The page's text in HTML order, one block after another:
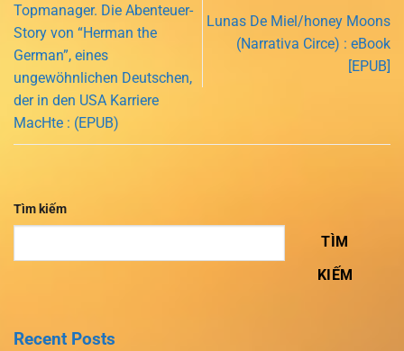
Topmanager. Die Abenteuer-
Story von “Herman the
German”, eines
ungewöhnlichen Deutschen,
der in den USA Karriere
MacHte : (EPUB)
Lunas De Miel/honey Moons
(Narrativa Circe) : eBook
[EPUB]
Tìm kiếm
TÌM
KIẾM
Recent Posts